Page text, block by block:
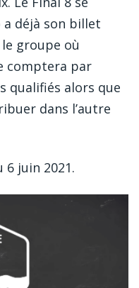
a déjà son billet
groupe où
comptera par
qualifiés alors que
dans l’autre
6 juin 2021.